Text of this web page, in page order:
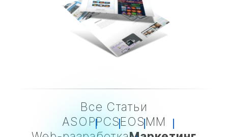
Все Статьи
ASO PPCSEOSMM